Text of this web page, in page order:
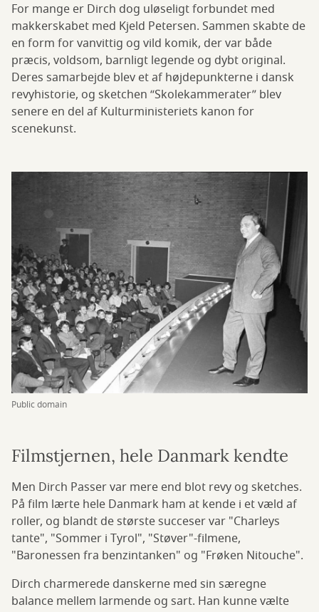
For mange er Dirch dog uløseligt forbundet med
makkerskabet med Kjeld Petersen. Sammen skabte de
en form for vanvittig og vild komik, der var både
præcis, voldsom, barnligt legende og dybt original.
Deres samarbejde blev et af højdepunkterne i dansk
revyhistorie, og sketchen “Skolekammerater” blev
senere en del af Kulturministeriets kanon for
scenekunst.
Public domain
Filmstjernen, hele Danmark kendte
Men Dirch Passer var mere end blot revy og sketches.
På film lærte hele Danmark ham at kende i et væld af
roller, og blandt de største succeser var "Charleys
tante", "Sommer i Tyrol", "Støver"-filmene,
"Baronessen fra benzintanken" og "Frøken Nitouche".
Dirch charmerede danskerne med sin særegne
balance mellem larmende og sart. Han kunne vælte